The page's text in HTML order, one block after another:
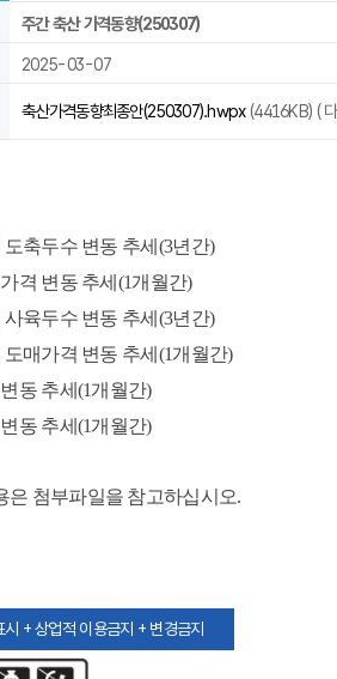
주간 축산 가격동향(250307)
2025-03-07
축산가격동향최종안(250307).hwpx(4416KB) (
축두수 변동 추세(3년간)
격 변동 추세(1개월간)
육두수 변동 추세(3년간)
매가격 변동 추세(1개월간)
동 추세(1개월간)
동 추세(1개월간)
은 첨부파일을 참고하십시오.
시 + 상업적 이용금지 + 변경금지